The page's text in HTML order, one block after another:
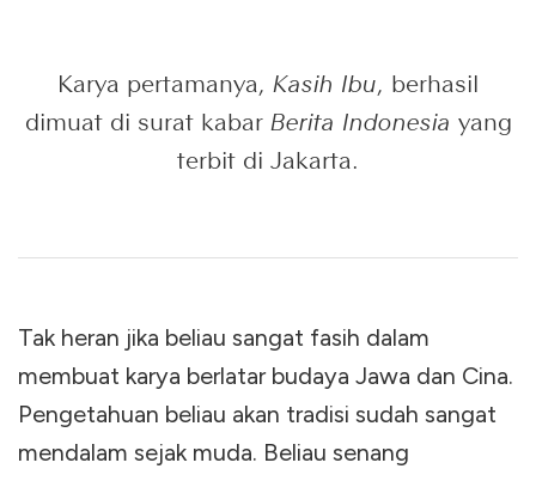
Karya pertamanya, Kasih Ibu, berhasil
dimuat di surat kabar Berita Indonesia yang
terbit di Jakarta.
Tak heran jika beliau sangat fasih dalam
membuat karya berlatar budaya Jawa dan Cina.
Pengetahuan beliau akan tradisi sudah sangat
mendalam sejak muda. Beliau senang